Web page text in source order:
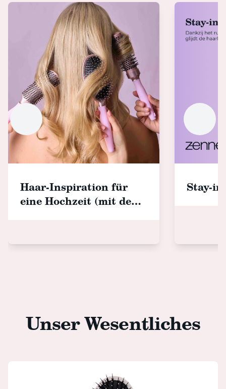
Haar-Inspiration für
eine Hochzeit (mit den
Stay-
Unser Wesentliches